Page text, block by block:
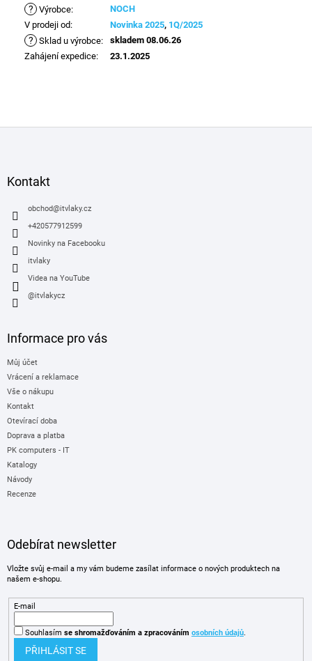
? Výrobce:
NOCH
V prodeji od: Novinka 2025, 1Q/2025
? Sklad u výrobce:
skladem 08.06.26
Zahájení expedice: 23.1.2025
Kontakt
obchod@itvlaky.cz
+420577912599
Novinky na Facebooku
itvlaky
Videa na YouTube
@itvlakycz
Informace pro vás
Můj účet
Vrácení a reklamace
Vše o nákupu
Kontakt
Otevírací doba
Doprava a platba
PK computers - IT
Katalogy
Návody
Recenze
Odebírat newsletter
Vložte svůj e-mail a my vám budeme zasílat informace o nových produktech na
našem e-shopu.
E-mail
Souhlasím se shromažďováním a zpracováním osobních údajů.
PŘIHLÁSIT SE